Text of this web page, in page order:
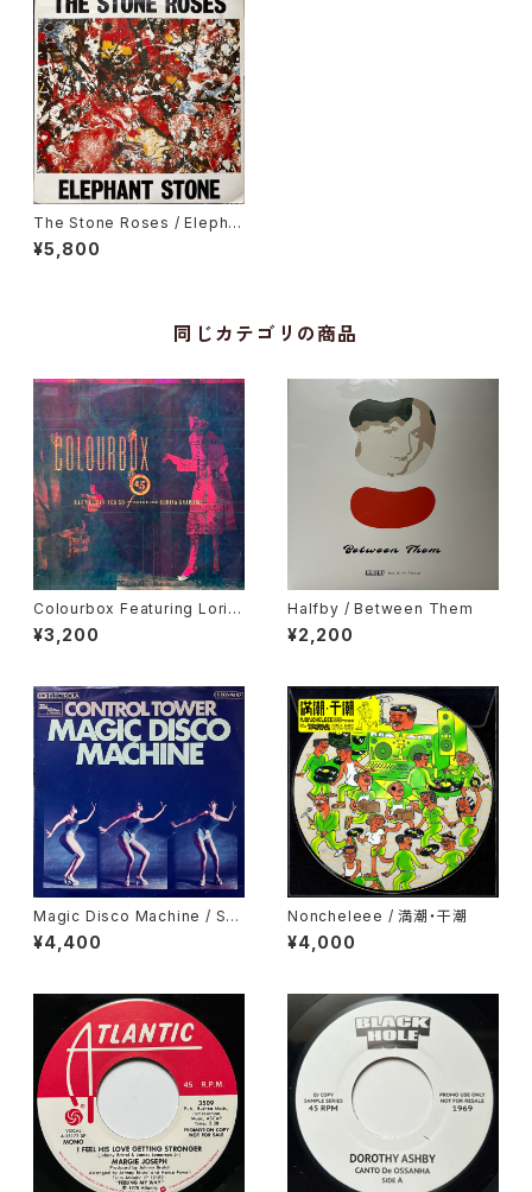
The Stone Roses / Elepha
nt Stone
¥5,800
同じカテゴリの商品
Colourbox Featuring Lorita
Grahame / Baby I Love You
So
¥3,200
Halfby / Between Them
¥2,200
Magic Disco Machine / Scr
atchin'
¥4,400
Noncheleee / 満潮・干潮
¥4,000